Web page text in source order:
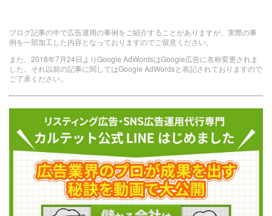
ブログ記事の中で広告運用の事例をご紹介することがありますが、実際の事
例を一部加工した内容となっておりますのでご留意ください。
また、2018年7月24日よりGoogle AdWordsはGoogle広告に名称変更されま
した。それ以前の記事に関してはGoogle AdWordsと表記されておりますので
ご了承ください。